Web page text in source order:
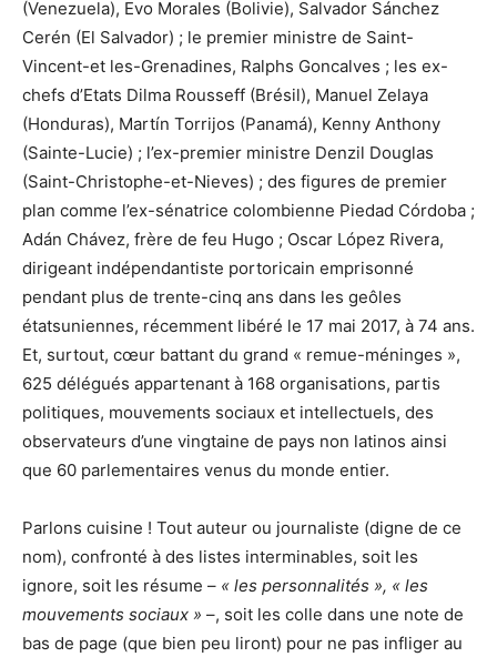
(Venezuela), Evo Morales (Bolivie), Salvador Sánchez
Cerén (El Salvador) ; le premier ministre de Saint-
Vincent-et les-Grenadines, Ralphs Goncalves ; les ex-
chefs d’Etats Dilma Rousseff (Brésil), Manuel Zelaya
(Honduras), Martín Torrijos (Panamá), Kenny Anthony
(Sainte-Lucie) ; l’ex-premier ministre Denzil Douglas
(Saint-Christophe-et-Nieves) ; des figures de premier
plan comme l’ex-sénatrice colombienne Piedad Córdoba ;
Adán Chávez, frère de feu Hugo ; Oscar López Rivera,
dirigeant indépendantiste portoricain emprisonné
pendant plus de trente-cinq ans dans les geôles
étatsuniennes, récemment libéré le 17 mai 2017, à 74 ans.
Et, surtout, cœur battant du grand « remue-méninges »,
625 délégués appartenant à 168 organisations, partis
politiques, mouvements sociaux et intellectuels, des
observateurs d’une vingtaine de pays non latinos ainsi
que 60 parlementaires venus du monde entier.
Parlons cuisine ! Tout auteur ou journaliste (digne de ce
nom), confronté à des listes interminables, soit les
ignore, soit les résume – « les personnalités », « les
mouvements sociaux » –, soit les colle dans une note de
bas de page (que bien peu liront) pour ne pas infliger au